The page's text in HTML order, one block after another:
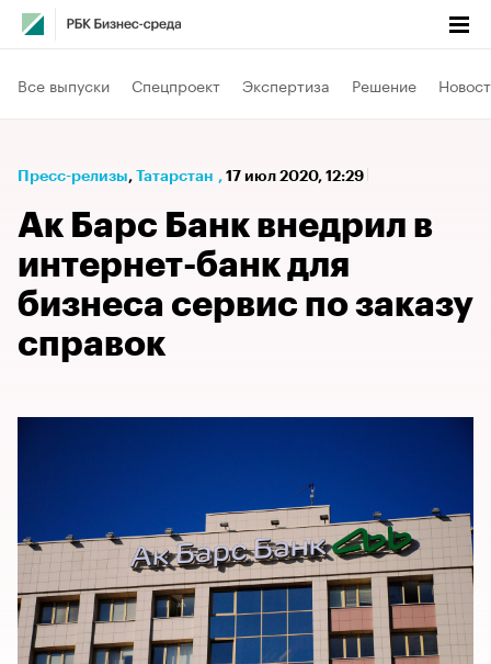
Все выпуски Спецпроект Экспертиза Решение
Пресс-релизы⁠, Татарстан , 17 июл 2020, 12:29
Ак Барс Банк внедрил в
интернет-банк для
бизнеса сервис по заказу
справок